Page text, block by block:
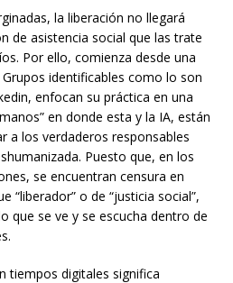
la liberación no llegará
de asistencia social que las trate
Por ello, comienza desde una
Grupos identificables como lo son
enfocan su práctica en una
en donde esta y la IA, están
a los verdaderos responsables
Puesto que, en los
se encuentran censura en
“liberador” o de “justicia social”,
que se ve y se escucha dentro de
tiempos digitales significa